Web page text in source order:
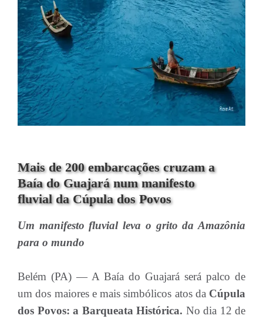
Mais de 200 embarcações cruzam a
Baía do Guajará num manifesto
fluvial da Cúpula dos Povos
Um manifesto fluvial leva o grito da Amazônia
para o mundo
Belém (PA) — A Baía do Guajará será palco de
um dos maiores e mais simbólicos atos da Cúpula
dos Povos: a Barqueata Histórica. No dia 12 de